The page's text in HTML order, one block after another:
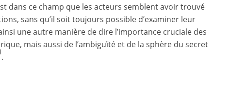
dans ce champ que les acteurs semblent avoir trouvé
sans qu’il soit toujours possible d’examiner leur
une autre manière de dire l’importance cruciale des
mais aussi de l’ambiguïté et de la sphère du secret
.